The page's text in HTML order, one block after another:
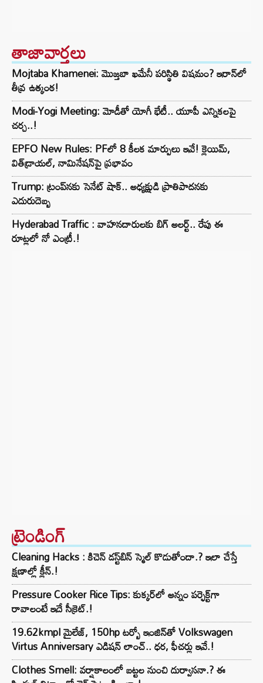
తాజావార్తలు
Mojtaba Khamenei: మొజ్తబా ఖమేనీ పరిస్థితి విషమం? ఇరాన్‌లో
తీవ్ర ఉత్కంఠ!
Modi-Yogi Meeting: మోడీతో యోగీ భేటీ.. యూపీ ఎన్నికలపై
చర్చ..!
EPFO New Rules: PFలో 8 కీలక మార్పులు ఇవే! క్లెయిమ్,
విత్‌డ్రాయల్, నామినేషన్‌పై ప్రభావం
Trump: ట్రంప్‌నకు సెనేట్ షాక్.. అధ్యక్షుడి ప్రాతిపాదనకు
ఎదురుదెబ్బ
Hyderabad Traffic : వాహనదారులకు బిగ్ అలర్ట్.. రేపు ఈ
రూట్లలో నో ఎంట్రీ.!
ట్రెండింగ్‌
Cleaning Hacks : కిచెన్ డస్ట్‌బిన్ స్మెల్ కొడుతోందా.? ఇలా చేస్తే
క్షణాల్లో క్లీన్.!
Pressure Cooker Rice Tips: కుక్కర్‌లో అన్నం పర్ఫెక్ట్‌గా
రావాలంటే ఇదే సీక్రెట్.!
19.62kmpl మైలేజ్, 150hp టర్బో ఇంజిన్‌తో Volkswagen
Virtus Anniversary ఎడిషన్ లాంచ్.. ధర, ఫీచర్లు ఇవే.!
Clothes Smell: వర్షాకాలంలో బట్టల నుంచి దుర్వాసనా.? ఈ